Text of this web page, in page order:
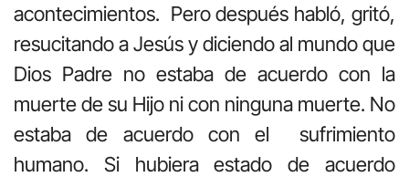
acontecimientos. Pero después habló, gritó,
resucitando a Jesús y diciendo al mundo que
Dios Padre no estaba de acuerdo con la
muerte de su Hijo ni con ninguna muerte. No
estaba de acuerdo con el sufrimiento
humano. Si hubiera estado de acuerdo